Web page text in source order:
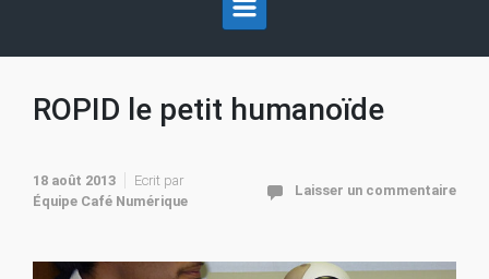
ROPID le petit humanoïde
18 août 2013
Ecrit par
Équipe Café Numérique
Laisser un commentaire